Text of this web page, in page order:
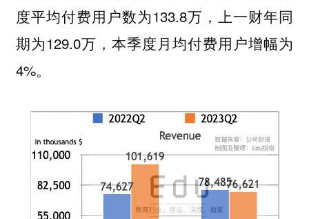
度平均付费用户数为133.8万，上一财年同
期为129.0万，本季度月均付费用户增幅为
4%。